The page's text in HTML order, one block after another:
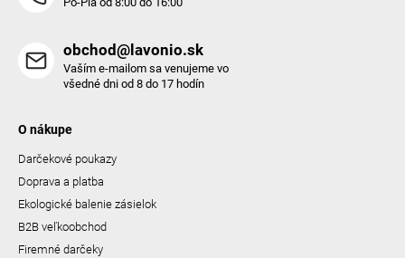
obchod@lavonio.sk
Vaším e-mailom sa venujeme vo
všedné dni od 8 do 17 hodín
O nákupe
Darčekové poukazy
Doprava a platba
Ekologické balenie zásielok
B2B veľkoobchod
Firemné darčeky